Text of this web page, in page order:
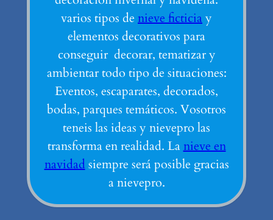
varios tipos de nieve ficticia y
elementos decorativos para
conseguir decorar, tematizar y
ambientar todo tipo de situaciones:
Eventos, escaparates, decorados,
bodas, parques temáticos. Vosotros
teneis las ideas y nievepro las
transforma en realidad. La nieve en
navidad siempre será posible gracias
a nievepro.